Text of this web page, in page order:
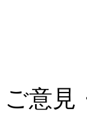
ご意見